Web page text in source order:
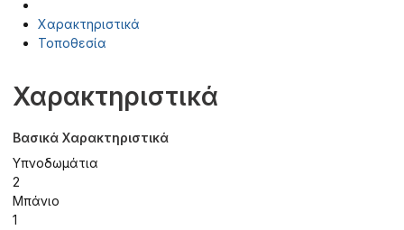
Χαρακτηριστικά
Τοποθεσία
Χαρακτηριστικά
Βασικά Χαρακτηριστικά
Υπνοδωμάτια
2
Μπάνιο
1